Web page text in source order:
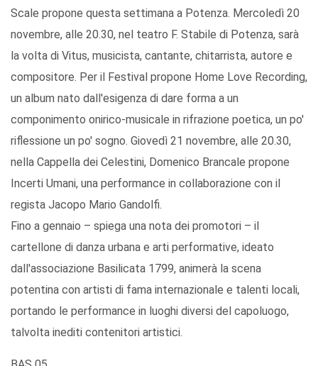
Scale propone questa settimana a Potenza. Mercoledì 20
novembre, alle 20.30, nel teatro F. Stabile di Potenza, sarà
la volta di Vitus, musicista, cantante, chitarrista, autore e
compositore. Per il Festival propone Home Love Recording,
un album nato dall'esigenza di dare forma a un
componimento onirico-musicale in rifrazione poetica, un po'
riflessione un po' sogno. Giovedì 21 novembre, alle 20.30,
nella Cappella dei Celestini, Domenico Brancale propone
Incerti Umani, una performance in collaborazione con il
regista Jacopo Mario Gandolfi.
Fino a gennaio – spiega una nota dei promotori – il
cartellone di danza urbana e arti performative, ideato
dall'associazione Basilicata 1799, animerà la scena
potentina con artisti di fama internazionale e talenti locali,
portando le performance in luoghi diversi del capoluogo,
talvolta inediti contenitori artistici.